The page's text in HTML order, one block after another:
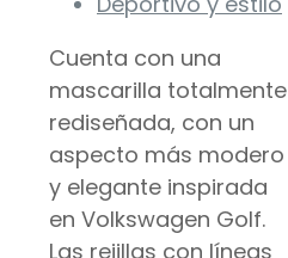
Cuenta con una
mascarilla totalmente
rediseñada, con un
aspecto más modero
y elegante inspirada
en Volkswagen Golf.
Las rejillas con líneas